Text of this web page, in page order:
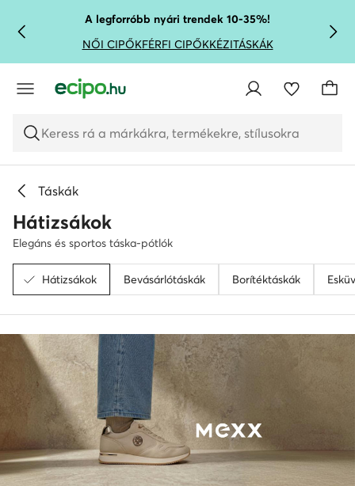
UGRÁS A FŐ TARTALOMRA
UGRÁS A KERESÉSHEZA legforróbb nyári trendek 10-35%!
NŐI CIPŐKFÉRFI CIPŐKKÉZITÁSKÁK
Keress rá a márkákra, termékekre, stílusokra
Táskák
Hátizsákok
Elegáns és sportos táska-pótlók
Hátizsákok Bevásárlótáskák Borítéktáskák